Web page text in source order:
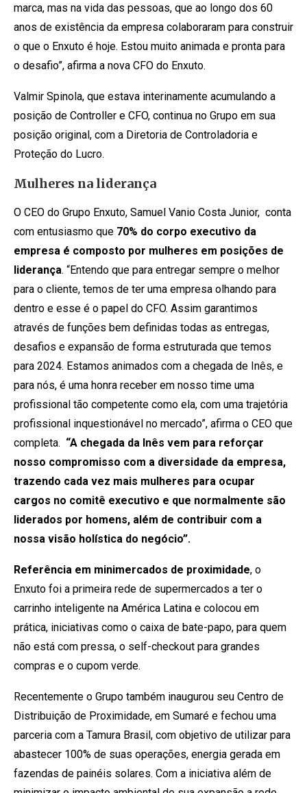
marca, mas na vida das pessoas, que ao longo dos 60
anos de existência da empresa colaboraram para construir
o que o Enxuto é hoje. Estou muito animada e pronta para
o desafio”, afirma a nova CFO do Enxuto.
Valmir Spinola, que estava interinamente acumulando a
posição de Controller e CFO, continua no Grupo em sua
posição original, com a Diretoria de Controladoria e
Proteção do Lucro.
Mulheres na liderança
O CEO do Grupo Enxuto, Samuel Vanio Costa Junior, conta
com entusiasmo que 70% do corpo executivo da
empresa é composto por mulheres em posições de
liderança. “Entendo que para entregar sempre o melhor
para o cliente, temos de ter uma empresa olhando para
dentro e esse é o papel do CFO. Assim garantimos
através de funções bem definidas todas as entregas,
desafios e expansão de forma estruturada que temos
para 2024. Estamos animados com a chegada de Inês, e
para nós, é uma honra receber em nosso time uma
profissional tão competente como ela, com uma trajetória
profissional inquestionável no mercado”, afirma o CEO que
completa. “A chegada da Inês vem para reforçar
nosso compromisso com a diversidade da empresa,
trazendo cada vez mais mulheres para ocupar
cargos no comitê executivo e que normalmente são
liderados por homens, além de contribuir com a
nossa visão holística do negócio”.
Referência em minimercados de proximidade, o
Enxuto foi a primeira rede de supermercados a ter o
carrinho inteligente na América Latina e colocou em
prática, iniciativas como o caixa de bate-papo, para quem
não está com pressa, o self-checkout para grandes
compras e o cupom verde.
Recentemente o Grupo também inaugurou seu Centro de
Distribuição de Proximidade, em Sumaré e fechou uma
parceria com a Tamura Brasil, com objetivo de utilizar para
abastecer 100% de suas operações, energia gerada em
fazendas de painéis solares. Com a iniciativa além de